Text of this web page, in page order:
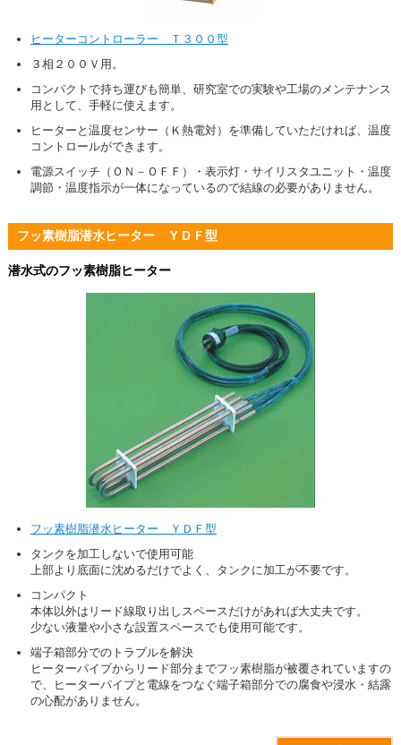
ヒーターコントローラー Ｔ３００型
３相２００Ｖ用。
コンパクトで持ち運びも簡単、研究室での実験や工場のメンテナンス
用として、手軽に使えます。
ヒーターと温度センサー（Ｋ熱電対）を準備していただければ、温度
コントロールができます。
電源スイッチ（ＯＮ－ＯＦＦ）・表示灯・サイリスタユニット・温度
調節・温度指示が一体になっているので結線の必要がありません。
フッ素樹脂潜水ヒーター ＹＤＦ型
潜水式のフッ素樹脂ヒーター
フッ素樹脂潜水ヒーター ＹＤＦ型
タンクを加工しないで使用可能
上部より底面に沈めるだけでよく、タンクに加工が不要です。
コンパクト
本体以外はリード線取り出しスペースだけがあれば大丈夫です。
少ない液量や小さな設置スペースでも使用可能です。
端子箱部分でのトラブルを解決
ヒーターパイプからリード部分までフッ素樹脂が被覆されていますの
で、ヒーターパイプと電線をつなぐ端子箱部分での腐食や浸水・結露
の心配がありません。